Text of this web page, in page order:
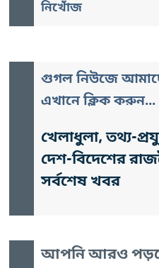
নিখোঁজ
গুগল নিউজে
এখানে ক্লিক করুন...
খেলাধুলা, তথ্য-
দেশ-বিদেশের
সর্বশেষ খবর
আপনি আরও